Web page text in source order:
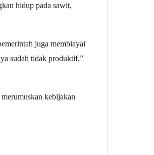
hidup pada sawit,
juga membiayai
sudah tidak produktif,”
kebijakan